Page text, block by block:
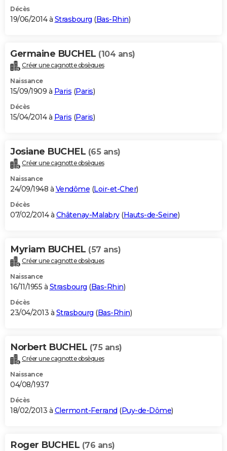
Décès
19/06/2014 à Strasbourg (Bas-Rhin)
Germaine BUCHEL (104 ans)
Créer une cagnotte obsèques
Naissance
15/09/1909 à Paris (Paris)
Décès
15/04/2014 à Paris (Paris)
Josiane BUCHEL (65 ans)
Créer une cagnotte obsèques
Naissance
24/09/1948 à Vendôme (Loir-et-Cher)
Décès
07/02/2014 à Châtenay-Malabry(Hauts-de-Seine)
Myriam BUCHEL (57 ans)
Créer une cagnotte obsèques
Naissance
16/11/1955 à Strasbourg (Bas-Rhin)
Décès
23/04/2013 à Strasbourg (Bas-Rhin)
Norbert BUCHEL (75 ans)
Créer une cagnotte obsèques
Naissance
04/08/1937
Décès
18/02/2013 à Clermont-Ferrand (Puy-de-Dôme)
Roger BUCHEL (76 ans)